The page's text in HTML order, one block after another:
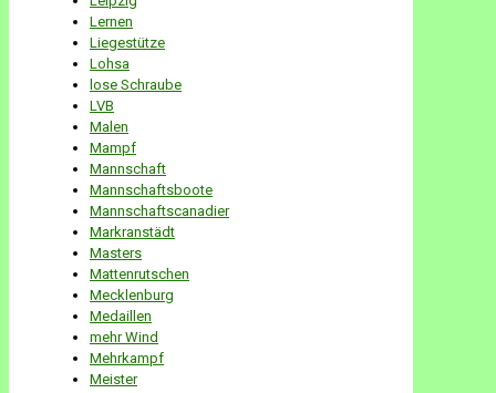
Lernen
Liegestütze
Lohsa
lose Schraube
LVB
Malen
Mampf
Mannschaft
Mannschaftsboote
Mannschaftscanadier
Markranstädt
Masters
Mattenrutschen
Mecklenburg
Medaillen
mehr Wind
Mehrkampf
Meister